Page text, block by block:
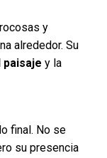
y
alrededor. Su
paisaje y la
final. No se
su presencia